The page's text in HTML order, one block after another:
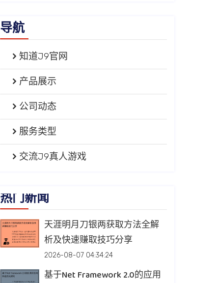
导航
知道J9官网
产品展示
公司动态
服务类型
交流J9真人游戏
热门新闻
天涯明月刀银两获取方法全解
析及快速赚取技巧分享
2026-08-07 04:34:24
基于Net Framework 2.0的应用